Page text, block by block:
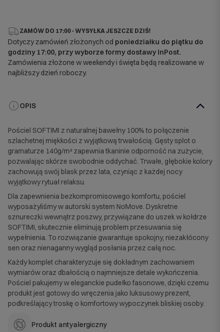
ZAMÓW DO 17:00 - WYSYŁKA JESZCZE DZIŚ!
Dotyczy zamówień złożonych od poniedziałku do piątku do
godziny 17:00, przy wyborze formy dostawy InPost.
Zamówienia złożone w weekendy i święta będą realizowane w
najbliższy dzień roboczy.
OPIS
Pościel SOFTIMI z naturalnej bawełny 100% to połączenie
szlachetnej miękkości z wyjątkową trwałością. Gęsty splot o
gramaturze 140g/m² zapewnia tkaninie odporność na zużycie,
pozwalając skórze swobodnie oddychać. Trwałe, głębokie kolory
zachowują swój blask przez lata, czyniąc z każdej nocy
wyjątkowy rytuał relaksu.
Dla zapewnienia bezkompromisowego komfortu, pościel
wyposażyliśmy w autorski system NoMove. Dyskretne
sznureczki wewnątrz poszwy, przywiązane do uszek w kołdrze
SOFTIMI, skutecznie eliminują problem przesuwania się
wypełnienia. To rozwiązanie gwarantuje spokojny, niezakłócony
sen oraz nienaganny wygląd posłania przez całą noc.
Każdy komplet charakteryzuje się dokładnym zachowaniem
wymiarów oraz dbałością o najmniejsze detale wykończenia.
Pościel pakujemy w eleganckie pudełko fasonowe, dzięki czemu
produkt jest gotowy do wręczenia jako luksusowy prezent,
podkreślający troskę o komfortowy wypoczynek bliskiej osoby.
Produkt antyalergiczny